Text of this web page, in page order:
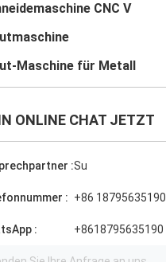
CNC V
Maschine für Metall
ONLINE CHAT JETZT
:Su
: +86 18795635190
: +8618795635190